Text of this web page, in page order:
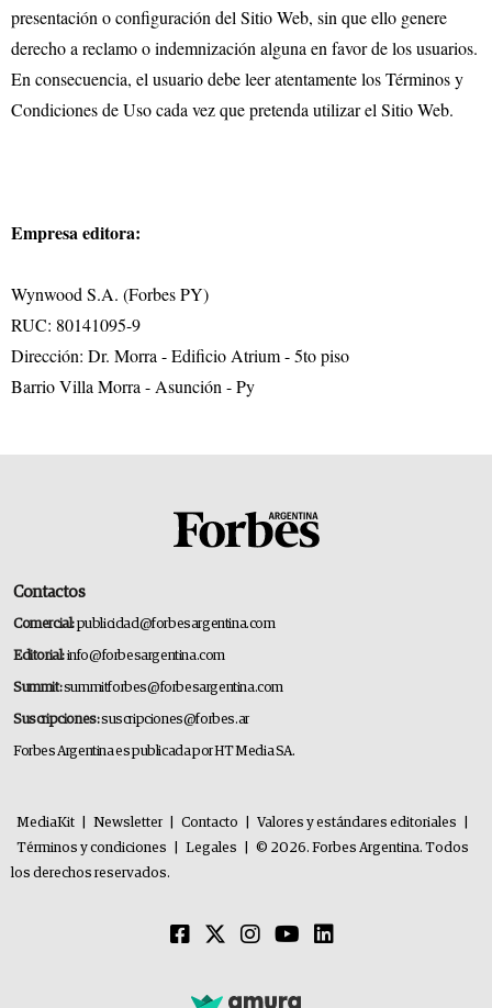
presentación o configuración del Sitio Web, sin que ello genere
derecho a reclamo o indemnización alguna en favor de los usuarios.
En consecuencia, el usuario debe leer atentamente los Términos y
Condiciones de Uso cada vez que pretenda utilizar el Sitio Web.
Empresa editora:
Wynwood S.A. (Forbes PY)
RUC: 80141095-9
Dirección: Dr. Morra - Edificio Atrium - 5to piso
Barrio Villa Morra - Asunción - Py
Contactos
Comercial:publicidad@forbesargentina.com
Editorial:info@forbesargentina.com
Summit:summitforbes@forbesargentina.com
Suscripciones:suscripciones@forbes.ar
Forbes Argentina es publicada por HT Media SA.
MediaKit Newsletter Contacto Valores y estándares editoriales
Términos y condiciones
Legales
© 2026. Forbes Argentina. Todos
los derechos reservados.